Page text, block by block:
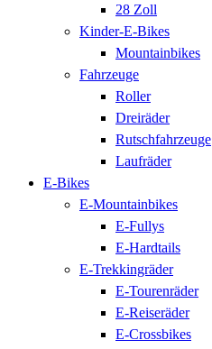
28 Zoll
Kinder-E-Bikes
Mountainbikes
Fahrzeuge
Roller
Dreiräder
Rutschfahrzeuge
Laufräder
E-Bikes
E-Mountainbikes
E-Fullys
E-Hardtails
E-Trekkingräder
E-Tourenräder
E-Reiseräder
E-Crossbikes